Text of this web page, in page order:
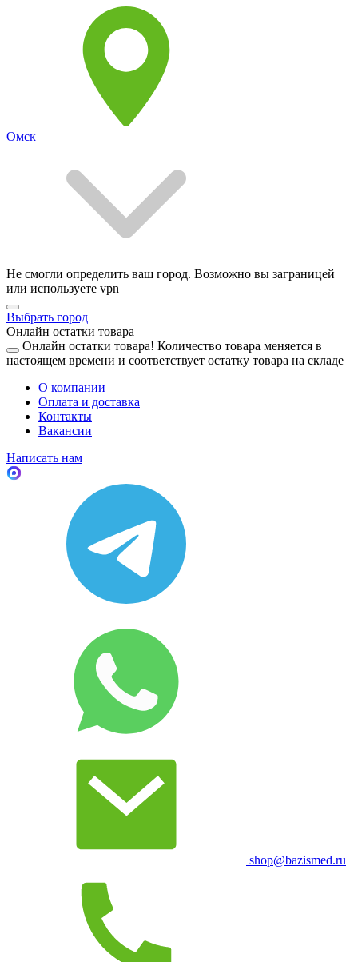
Омск
Не смогли определить ваш город. Возможно вы заграницей
или используете vpn
Выбрать город
Онлайн остатки товара
Онлайн остатки товара! Количество товара меняется в
настоящем времени и соответствует остатку товара на складе
О компании
Оплата и доставка
Контакты
Вакансии
Написать нам
shop@bazismed.ru